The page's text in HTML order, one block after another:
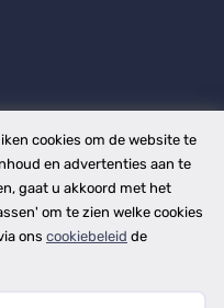
cookies om de website te
en advertenties aan te
gaat u akkoord met het
om te zien welke cookies
ons cookiebeleid de